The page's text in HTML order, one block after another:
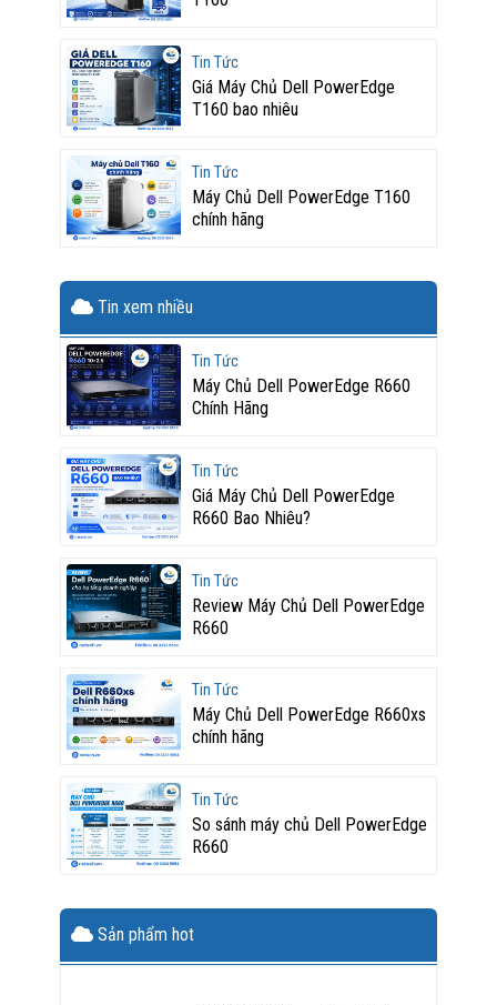
Tin Tức
Giá Máy Chủ Dell PowerEdge
T160 bao nhiêu
Tin Tức
Máy Chủ Dell PowerEdge T160
chính hãng
Tin xem nhiều
Tin Tức
Máy Chủ Dell PowerEdge R660
Chính Hãng
Tin Tức
Giá Máy Chủ Dell PowerEdge
R660 Bao Nhiêu?
Tin Tức
Review Máy Chủ Dell PowerEdge
R660
Tin Tức
Máy Chủ Dell PowerEdge R660xs
chính hãng
Tin Tức
So sánh máy chủ Dell PowerEdge
R660
Sản phẩm hot